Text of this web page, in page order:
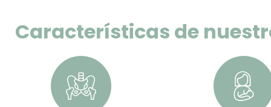
Características de